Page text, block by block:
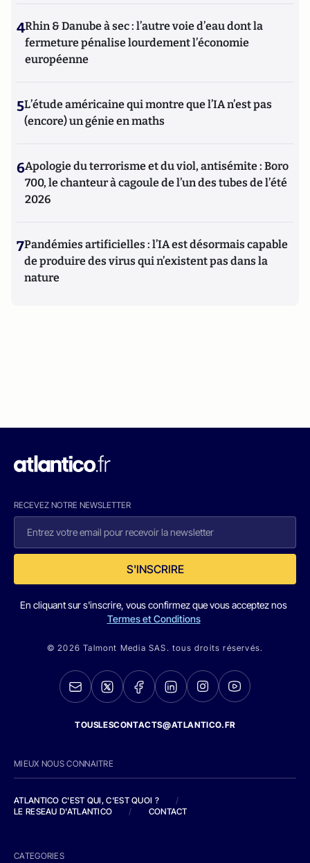
4Rhin & Danube à sec : l’autre voie d’eau dont la
fermeture pénalise lourdement l’économie
européenne
5L’étude américaine qui montre que l’IA n’est pas
(encore) un génie en maths
6Apologie du terrorisme et du viol, antisémite : Boro
700, le chanteur à cagoule de l’un des tubes de l’été
2026
7Pandémies artificielles : l’IA est désormais capable
de produire des virus qui n’existent pas dans la
nature
RECEVEZ NOTRE NEWSLETTER
S'INSCRIRE
En cliquant sur s'inscrire, vous confirmez que vous acceptez nos
Termes et Conditions
© 2026 Talmont Media SAS. tous droits réservés.
TOUSLESCONTACTS@ATLANTICO.FR
MIEUX NOUS CONNAITRE
ATLANTICO C'EST QUI, C'EST QUOI ?
/
LE RESEAU D'ATLANTICO
/ CONTACT
CATEGORIES